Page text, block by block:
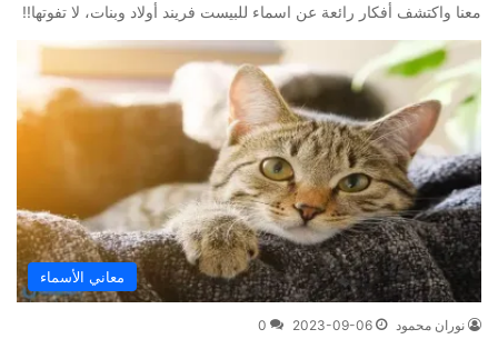
معنا واكتشف أفكار رائعة عن اسماء للبيست فريند أولاد وبنات، لا تفوتها!!
معاني الأسماء
نوران محمود 2023-09-06
0